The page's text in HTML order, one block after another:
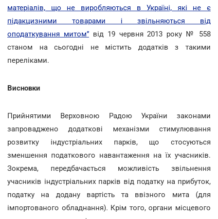
матеріалів, що не виробляються в Україні, які не є
підакцизними товарами і звільняються від
оподаткування митом”від 19 червня 2013 року № 558
станом на сьогодні не містить додатків з такими
переліками.
Висновки
Прийнятими Верховною Радою України законами
запроваджено додаткові механізми стимулювання
розвитку індустріальних парків, що стосуються
зменшення податкового навантаження на їх учасників.
Зокрема, передбачається можливість звільнення
учасників індустріальних парків від податку на прибуток,
податку на додану вартість та ввізного мита (для
імпортованого обладнання). Крім того, органи місцевого